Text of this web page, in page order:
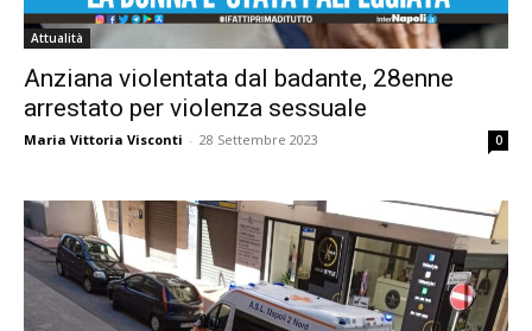
Attualità
Anziana violentata dal badante, 28enne
arrestato per violenza sessuale
Maria Vittoria Visconti - 28 Settembre 2023 0